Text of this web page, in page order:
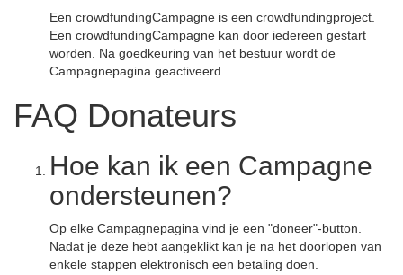
Een crowdfundingCampagne is een crowdfundingproject.
Een crowdfundingCampagne kan door iedereen gestart
worden. Na goedkeuring van het bestuur wordt de
Campagnepagina geactiveerd.
FAQ Donateurs
Hoe kan ik een Campagne
ondersteunen?
Op elke Campagnepagina vind je een "doneer"-button.
Nadat je deze hebt aangeklikt kan je na het doorlopen van
enkele stappen elektronisch een betaling doen.